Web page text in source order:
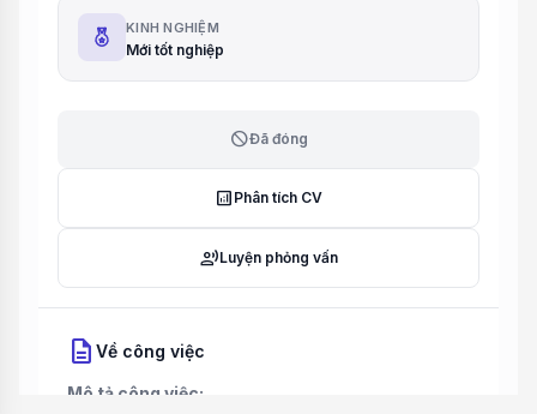
KINH NGHIỆM
Mới tốt nghiệp
blockĐã đóng
analytics Phân tích CV
record_voice_overLuyện phỏng vấn
description Về công việc
Mô tả công việc: